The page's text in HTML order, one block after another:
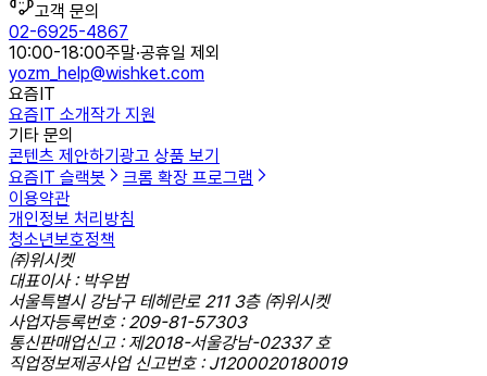
고객 문의
02-6925-4867
10:00-18:00주말·공휴일 제외
yozm_help@wishket.com
요즘IT
요즘IT 소개작가 지원
기타 문의
콘텐츠 제안하기 광고 상품 보기
요즘IT 슬랙봇
크롬 확장 프로그램
이용약관
개인정보 처리방침
청소년보호정책
㈜위시켓
대표이사 : 박우범
서울특별시 강남구 테헤란로 211 3층 ㈜위시켓
사업자등록번호 : 209-81-57303
통신판매업신고 : 제2018-서울강남-02337 호
직업정보제공사업 신고번호 : J1200020180019